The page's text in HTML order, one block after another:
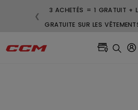
3 ACHETÉS = 1 GRATUIT +
GRATUITE SUR LES
❮